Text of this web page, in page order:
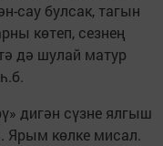
сау булсак, тагын
көтеп, сезнең
дә шулай матур
дигән сүзне ялгыш
Ярым көлке мисал.